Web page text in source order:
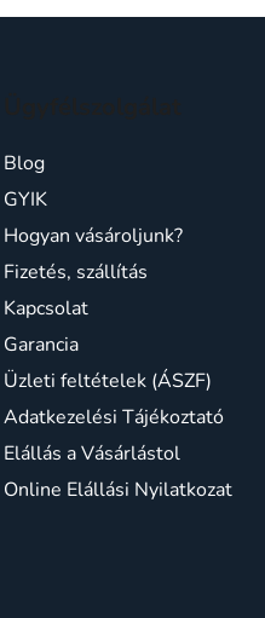
Blog
GYIK
Hogyan vásároljunk?
Fizetés, szállítás
Kapcsolat
Garancia
Üzleti feltételek (ÁSZF)
Adatkezelési Tájékoztató
Elállás a Vásárlástol
Online Elállási Nyilatkozat